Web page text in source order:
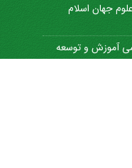
جهان اسلام
آموزش و توسعه